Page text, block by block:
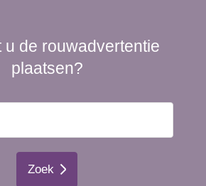
u de rouwadvertentie
plaatsen?
Zoek